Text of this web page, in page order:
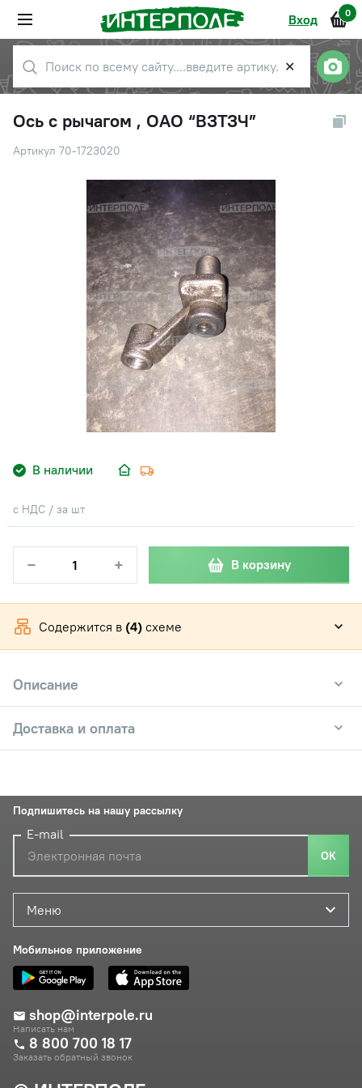
Вход 0
✕
Ось с рычагом , ОАО “ВЗТЗЧ”
Артикул 70-1723020
В наличии
с НДС / за шт
− + В корзину
Содержится в (4) схеме
Описание
Доставка и оплата
Меню
Мобильное приложение
shop@interpole.ru
Написать нам
8 800 700 18 17
Заказать обратный звонок
Подпишитесь на нашу рассылку
E-mail
ОК